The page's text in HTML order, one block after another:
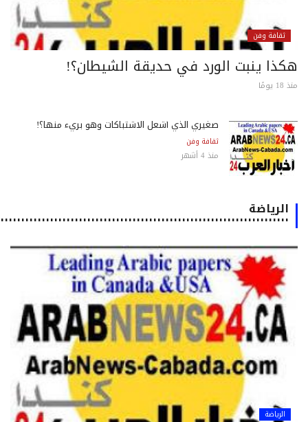
ثقافة وفن
ينبت الورد في حديقة الشيطان؟!
صغيري الذي أشعل الاشتباكات وهو بريء منها؟!
ثقافة وفن
منذ 4 أشهر
الرياضة
٠٠٠٠٠٠٠٠٠٠٠٠٠٠٠٠٠٠٠٠٠٠٠٠٠٠٠٠٠٠٠٠٠٠٠٠٠٠٠٠٠٠٠٠٠٠٠٠٠٠٠٠٠٠٠٠٠٠٠٠٠٠٠٠٠٠٠٠٠٠٠٠٠٠
الرياضة